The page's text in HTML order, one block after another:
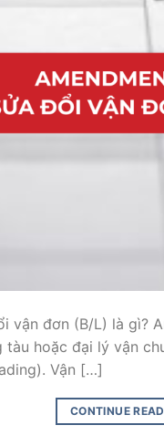
vận đơn (B/L) là gì?
tàu hoặc đại lý vận
Vận […]
CONTINUE